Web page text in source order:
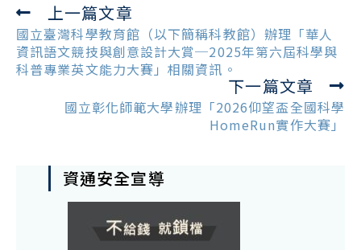
Read
more
articles
上一篇文章
國立臺灣科學教育館（以下簡稱科教館）辦理「華人
資訊語文競技與創意設計大賞─2025年第六屆科學與
科普專業英文能力大賽」相關資訊。
下一篇文章
國立彰化師範大學辦理「2026仰望盃全國科學
HomeRun實作大賽」
資通安全宣導